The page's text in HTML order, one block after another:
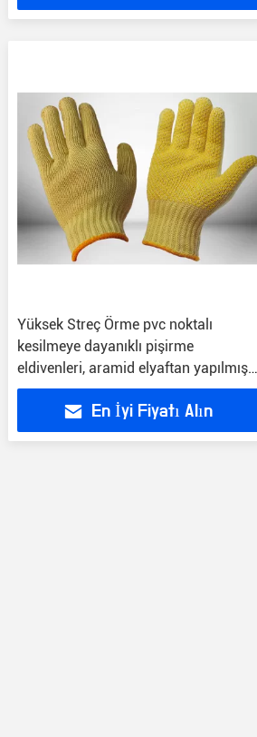
Yüksek Streç Örme pvc noktalı
kesilmeye dayanıklı pişirme
eldivenleri, aramid elyaftan yapılmış
kaymaz
En İyi Fiyatı Alın